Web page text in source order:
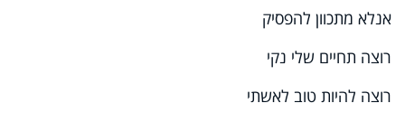
אנלא מתכוון להפסיק
רוצה תחיים שלי נקי
רוצה להיות טוב לאשתי